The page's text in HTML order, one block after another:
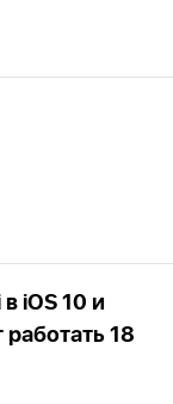
iOS 10 и
работать 18